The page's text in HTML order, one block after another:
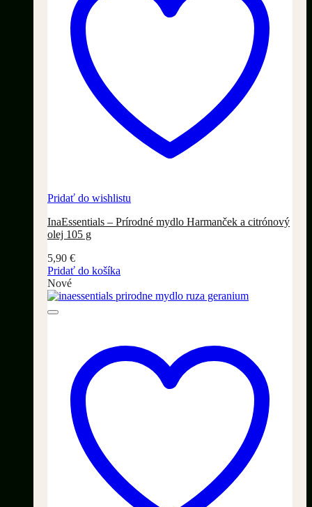
Pridať do wishlistu
InaEssentials – Prírodné mydlo Harmanček a citrónový
olej 105 g
5,90 €
Pridať do košíka
Nové